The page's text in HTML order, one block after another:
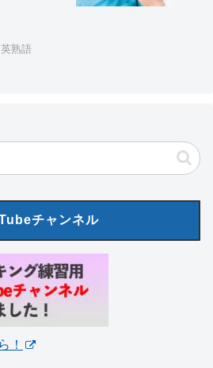
熟語
チャンネル
！